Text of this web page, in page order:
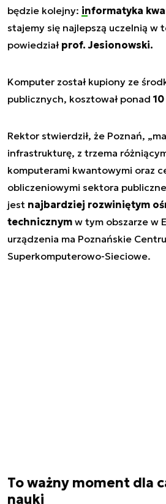
będzie kolejny: informatyka
stajemy się najlepszą uczelnią w
powiedział prof. Jesionowski.
Komputer został kupiony ze
publicznych, kosztował ponad
Rektor stwierdził, że Poznań, „
infrastrukturę, z trzema
komputerami kwantowymi oraz
obliczeniowymi sektora
jest najbardziej rozwiniętym
technicznym w tym obszarze w
urządzenia ma Poznańskie
Superkomputerowo-Sieciowe.
To ważny moment dla
nauki